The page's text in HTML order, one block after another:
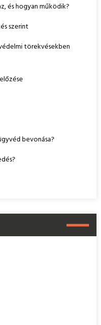
és hogyan működik?
szerint
törekvésekben
bevonása?